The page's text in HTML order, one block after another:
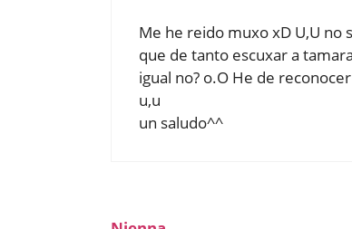
Me he reido muxo xD U,U no
que de tanto escuxar a
igual no? o.O He de
u,u
un saludo^^